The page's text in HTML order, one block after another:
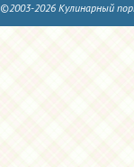
©2003-2026 Кулинарный